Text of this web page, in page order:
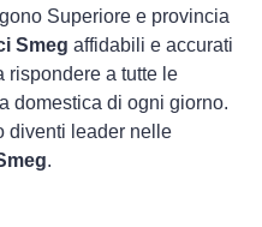
Superiore e provincia
Smeg affidabili e accurati
rispondere a tutte le
domestica di ogni giorno.
diventi leader nelle
.